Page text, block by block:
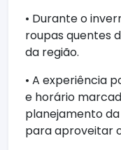
• Durante o
roupas quentes
da região.
• A experiência
e horário
planejamento
para aproveitar